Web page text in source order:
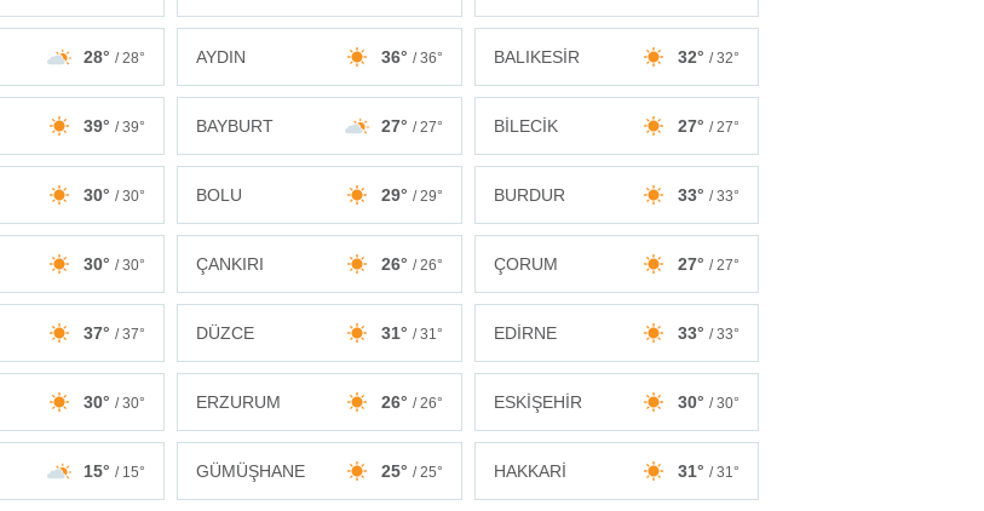
28° / 28° AYDIN 36° / 36° BALIKESİR 32° / 32°
39° / 39° BAYBURT 27° / 27° BİLECİK 27° / 27°
30° / 30° BOLU 29° / 29° BURDUR 33° / 33°
30° / 30° ÇANKIRI 26° / 26° ÇORUM 27° / 27°
37° / 37° DÜZCE 31° / 31° EDİRNE 33° / 33°
30° / 30° ERZURUM 26° / 26° ESKİŞEHİR 30° / 30°
15° / 15° GÜMÜŞHANE 25° / 25° HAKKARİ 31° / 31°